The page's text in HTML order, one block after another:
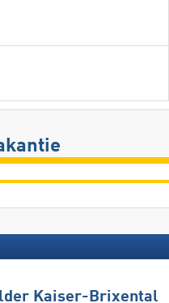
Kaiser-Brixental